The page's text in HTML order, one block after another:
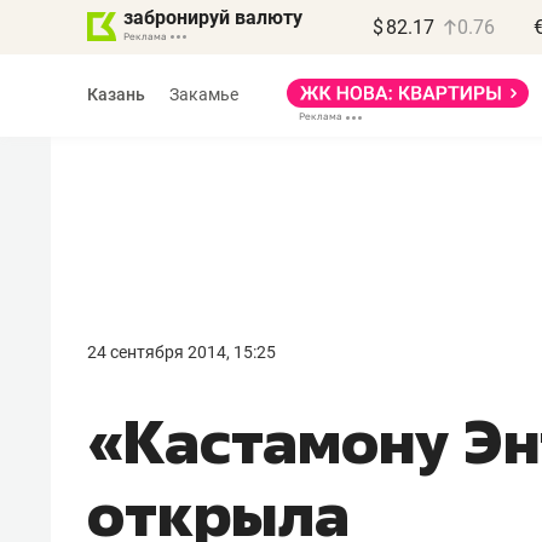
забронируй валюту $ 82.17 0.76
Казань Закамье
24 сентября 2014, 15:25
«Кастамону
открыла
правил, бизнес может
потерять минимум